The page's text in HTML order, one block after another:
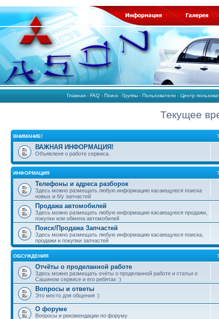
Главная - FAQ - Поиск - Группы - Пользователи - Центр
Текущее
ВНИМАНИЕ!
ВАЖНАЯ ИНФОРМАЦИЯ!
Объявленя о работе сервиса.
ИНФОРМАЦИЯ
Телефоны и адреса разборок
Здесь можно размещать любую информацию касающуюся поиска
новых и б/у запчастей
Продажа автомобилей
Здесь можно размещать любую информацию касающуюся продажи,
покупки или обмена автомобилей
Поиск/Продажа Запчастей
Здесь можно размещать любую информацию касающуюся поиска,
продажи и покупки запчастей
ОБСУЖДЕНИЯ
Отчёты о проделанной работе
Здесь можно размещать очёты о проделанной работе и статьи о
Сашином сервисе и его ребятах :)
Вопросы и ответы
Это место для общения :)
О форуме
Вопросы и рекомендации по форуму